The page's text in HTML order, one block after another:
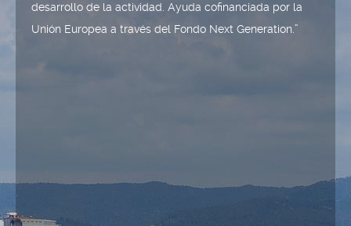
desarrollo de la actividad. Ayuda cofinanciada por la
Unión Europea a través del Fondo Next Generation.”